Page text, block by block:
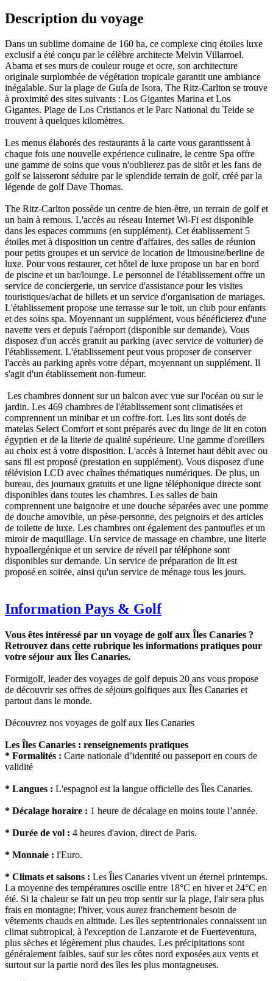
Description du voyage
Dans un sublime domaine de 160 ha, ce complexe cinq étoiles luxe
exclusif a été conçu par le célèbre architecte Melvin Villarroel.
Abama et ses murs de couleur rouge et ocre, son architecture
originale surplombée de végétation tropicale garantit une ambiance
inégalable. Sur la plage de Guía de Isora, The Ritz-Carlton se trouve
à proximité des sites suivants : Los Gigantes Marina et Los
Gigantes. Plage de Los Cristianos et le Parc National du Teide se
trouvent à quelques kilomètres.
Les menus élaborés des restaurants à la carte vous garantissent à
chaque fois une nouvelle expérience culinaire, le centre Spa offre
une gamme de soins que vous n'oublierez pas de sitôt et les fans de
golf se laisseront séduire par le splendide terrain de golf, créé par la
légende de golf Dave Thomas.
The Ritz-Carlton possède un centre de bien-être, un terrain de golf et
un bain à remous. L'accès au réseau Internet Wi-Fi est disponible
dans les espaces communs (en supplément). Cet établissement 5
étoiles met à disposition un centre d'affaires, des salles de réunion
pour petits groupes et un service de location de limousine/berline de
luxe. Pour vous restaurer, cet hôtel de luxe propose un bar en bord
de piscine et un bar/lounge. Le personnel de l'établissement offre un
service de conciergerie, un service d'assistance pour les visites
touristiques/achat de billets et un service d'organisation de mariages.
L'établissement propose une terrasse sur le toit, un club pour enfants
et des soins spa. Moyennant un supplément, vous bénéficierez d'une
navette vers et depuis l'aéroport (disponible sur demande). Vous
disposez d'un accès gratuit au parking (avec service de voiturier) de
l'établissement. L'établissement peut vous proposer de conserver
l'accès au parking après votre départ, moyennant un supplément. Il
s'agit d'un établissement non-fumeur.
Les chambres donnent sur un balcon avec vue sur l'océan ou sur le
jardin. Les 469 chambres de l'établissement sont climatisées et
comprennent un minibar et un coffre-fort. Les lits sont dotés de
matelas Select Comfort et sont préparés avec du linge de lit en coton
égyptien et de la literie de qualité supérieure. Une gamme d'oreillers
au choix est à votre disposition. L'accès à Internet haut débit avec ou
sans fil est proposé (prestation en supplément). Vous disposez d'une
télévision LCD avec chaînes thématiques numériques. De plus, un
bureau, des journaux gratuits et une ligne téléphonique directe sont
disponibles dans toutes les chambres. Les salles de bain
comprennent une baignoire et une douche séparées avec une pomme
de douche amovible, un pèse-personne, des peignoirs et des articles
de toilette de luxe. Les chambres ont également des pantoufles et un
miroir de maquillage. Un service de massage en chambre, une literie
hypoallergénique et un service de réveil par téléphone sont
disponibles sur demande. Un service de préparation de lit est
proposé en soirée, ainsi qu'un service de ménage tous les jours.
Information Pays & Golf
Vous êtes intéressé par un voyage de golf aux Îles Canaries ?
Retrouvez dans cette rubrique les informations pratiques pour
votre séjour aux Îles Canaries.
Formigolf, leader des voyages de golf depuis 20 ans vous propose
de découvrir ses offres de séjours golfiques aux Îles Canaries et
partout dans le monde.
Découvrez nos voyages de golf aux Iles Canaries
Les Îles Canaries : renseignements pratiques
* Formalités : Carte nationale d’identité ou passeport en cours de
validité
* Langues : L'espagnol est la langue officielle des Îles Canaries.
* Décalage horaire : 1 heure de décalage en moins toute l’année.
* Durée de vol : 4 heures d'avion, direct de Paris.
* Monnaie : l'Euro.
* Climats et saisons : Les Îles Canaries vivent un éternel printemps.
La moyenne des températures oscille entre 18°C en hiver et 24°C en
été. Si la chaleur se fait un peu trop sentir sur la plage, l'air sera plus
frais en montagne; l'hiver, vous aurez franchement besoin de
vêtements chauds en altitude. Les îles septentrionales connaissent un
climat subtropical, à l'exception de Lanzarote et de Fuerteventura,
plus sèches et légèrement plus chaudes. Les précipitations sont
généralement faibles, sauf sur les côtes nord exposées aux vents et
surtout sur la partie nord des îles les plus montagneuses.